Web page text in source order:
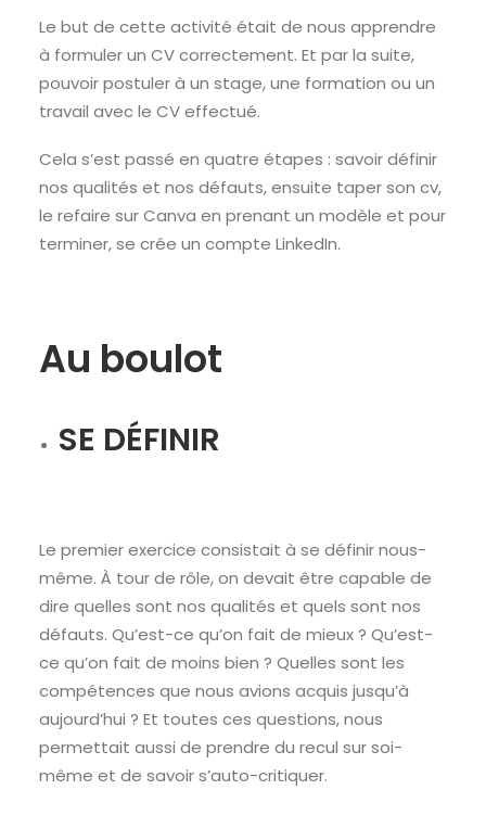
Le but de cette activité était de nous apprendre
à formuler un CV correctement. Et par la suite,
pouvoir postuler à un stage, une formation ou un
travail avec le CV effectué.
Cela s’est passé en quatre étapes : savoir définir
nos qualités et nos défauts, ensuite taper son cv,
le refaire sur Canva en prenant un modèle et pour
terminer, se crée un compte LinkedIn.
Au boulot
SE DÉFINIR
Le premier exercice consistait à se définir nous-
même. À tour de rôle, on devait être capable de
dire quelles sont nos qualités et quels sont nos
défauts. Qu’est-ce qu’on fait de mieux ? Qu’est-
ce qu’on fait de moins bien ? Quelles sont les
compétences que nous avions acquis jusqu’à
aujourd’hui ? Et toutes ces questions, nous
permettait aussi de prendre du recul sur soi-
même et de savoir s’auto-critiquer.